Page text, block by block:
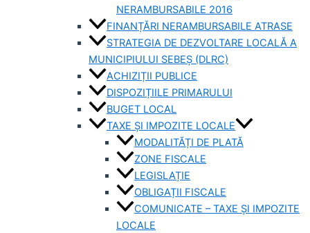
NERAMBURSABILE 2016
FINANȚĂRI NERAMBURSABILE ATRASE
STRATEGIA DE DEZVOLTARE LOCALĂ A
MUNICIPIULUI SEBEȘ (DLRC)
ACHIZIȚII PUBLICE
DISPOZIȚIILE PRIMARULUI
BUGET LOCAL
TAXE ȘI IMPOZITE LOCALE
MODALITĂȚI DE PLATĂ
ZONE FISCALE
LEGISLAȚIE
OBLIGAȚII FISCALE
COMUNICATE – TAXE ȘI IMPOZITE
LOCALE